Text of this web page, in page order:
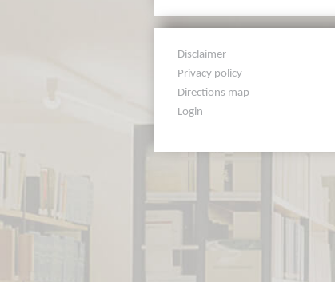
Disclaimer
Privacy policy
Directions map
Login